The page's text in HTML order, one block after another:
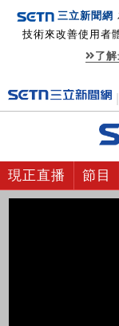
三立新聞網
技術來改善使用者
了
現正直播 節目